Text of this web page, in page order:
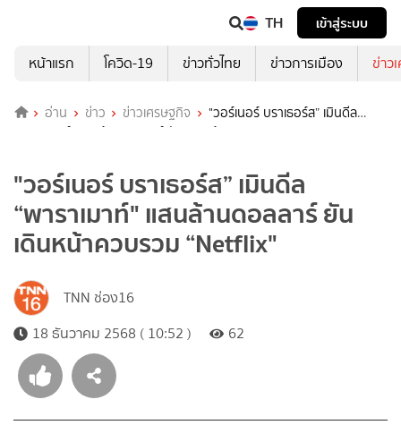
TH
เข้าสู่ระบบ
หน้าแรก
โควิด-19 ข่าวทั่วไทย ข่าวการเมือง ข่าว
อ่าน ข่าว ข่าวเศรษฐกิจ
"วอร์เนอร์ บราเธอร์ส” เมินดีล
“พาราเมาท์" แสนล้านดอลลาร์ ยันเดินหน้าควบรวม “Netflix"
"วอร์เนอร์ บราเธอร์ส” เมินดีล
“พาราเมาท์" แสนล้านดอลลาร์ ยัน
เดินหน้าควบรวม “Netflix"
TNN ช่อง16
18 ธันวาคม 2568 ( 10:52 )
62